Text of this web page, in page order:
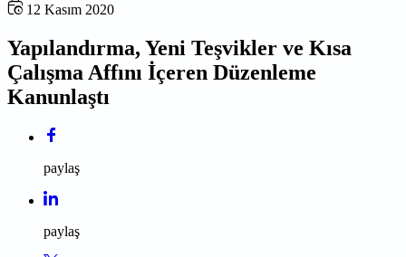
12 Kasım 2020
Yapılandırma, Yeni Teşvikler ve Kısa
Çalışma Affını İçeren Düzenleme
Kanunlaştı
paylaş
paylaş